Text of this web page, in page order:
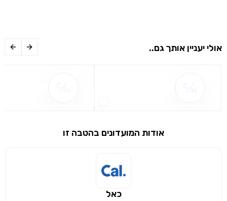
שימו לב!
אולי יעניין אותך גם..
אודות המועדונים בהטבה זו
כאל